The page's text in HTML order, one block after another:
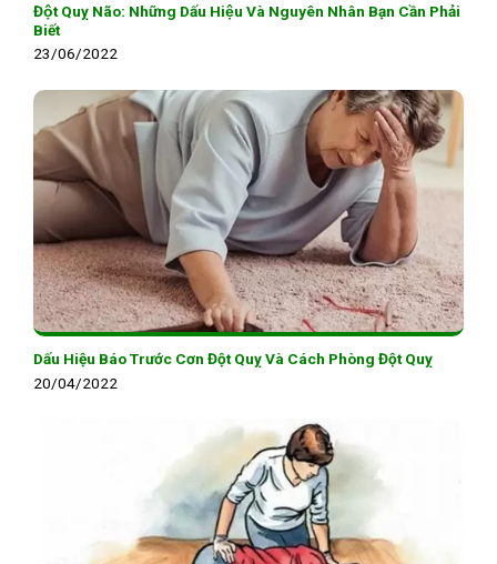
Đột Quỵ Não: Những Dấu Hiệu Và Nguyên Nhân Bạn Cần Phải
Biết
23/06/2022
Dấu Hiệu Báo Trước Cơn Đột Quỵ Và Cách Phòng Đột Quỵ
20/04/2022